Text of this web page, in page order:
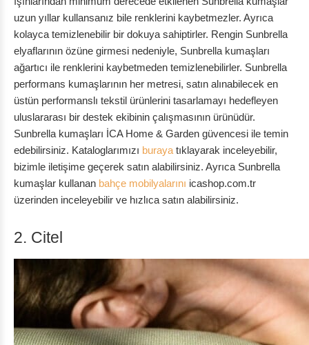
uzun yıllar kullansanız bile renklerini kaybetmezler. Ayrıca
kolayca temizlenebilir bir dokuya sahiptirler. Rengin Sunbrella
elyaflarının özüne girmesi nedeniyle, Sunbrella kumaşları
ağartıcı ile renklerini kaybetmeden temizlenebilirler. Sunbrella
performans kumaşlarının her metresi, satın alınabilecek en
üstün performanslı tekstil ürünlerini tasarlamayı hedefleyen
uluslararası bir destek ekibinin çalışmasının ürünüdür.
Sunbrella kumaşları İCA Home & Garden güvencesi ile temin
edebilirsiniz. Kataloglarımızı buraya tıklayarak inceleyebilir,
bizimle iletişime geçerek satın alabilirsiniz. Ayrıca Sunbrella
kumaşlar kullanan bahçe mobilyalarını icashop.com.tr
üzerinden inceleyebilir ve hızlıca satın alabilirsiniz.
2. Citel